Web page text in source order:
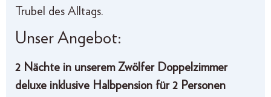
Trubel des Alltags.
Unser Angebot:
2 Nächte in unserem Zwölfer Doppelzimmer
deluxe inklusive Halbpension für 2 Personen